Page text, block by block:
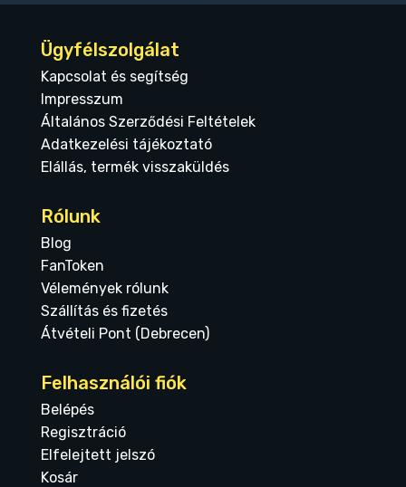
Ügyfélszolgálat
Kapcsolat és segítség
Impresszum
Általános Szerződési Feltételek
Adatkezelési tájékoztató
Elállás, termék visszaküldés
Rólunk
Blog
FanToken
Vélemények rólunk
Szállítás és fizetés
Átvételi Pont (Debrecen)
Felhasználói fiók
Belépés
Regisztráció
Elfelejtett jelszó
Kosár